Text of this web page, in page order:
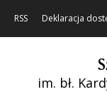
RSS Deklaracja
im. bł.